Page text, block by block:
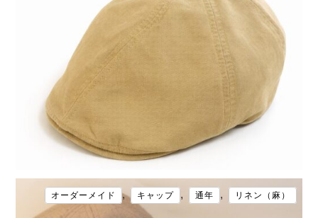
オーダーメイド , キャップ , 通年 , リネン（麻）